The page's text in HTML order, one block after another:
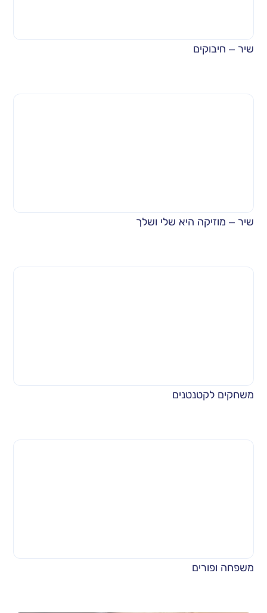
שיר – חיבוקים
שיר – מוזיקה היא שלי ושלך
משחקים לקטנטנים
משפחה ופורים